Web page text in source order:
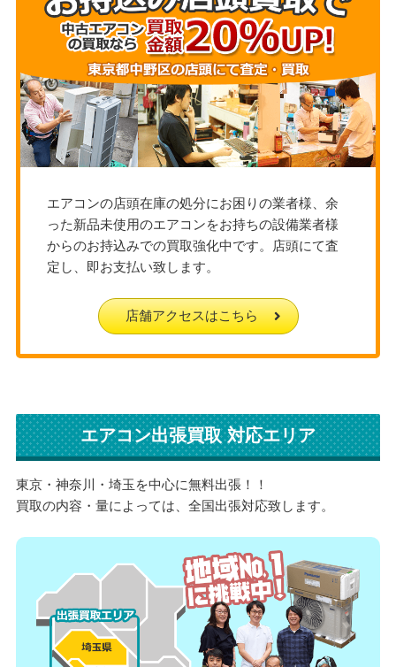
エアコンの店頭在庫の処分にお困りの業者様、余
った新品未使用のエアコンをお持ちの設備業者様
からのお持込みでの買取強化中です。店頭にて査
定し、即お支払い致します。
店舗アクセスはこちら
エアコン出張買取 対応エリア
東京・神奈川・埼玉を中心に無料出張！！
買取の内容・量によっては、全国出張対応致します。